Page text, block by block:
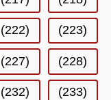
(222) (223)
(227) (228)
(232) (233)